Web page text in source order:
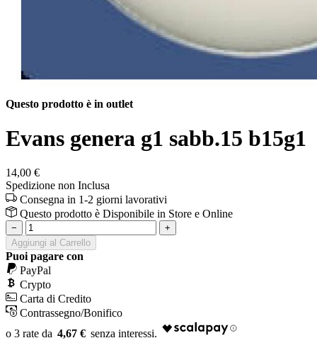
Questo prodotto è in outlet
Evans genera g1 sabb.15 b15g1
14,00 €
Spedizione non Inclusa
Consegna in 1-2 giorni lavorativi
Questo prodotto è Disponibile in Store e Online
−
+
Aggiungi al Carrello
Puoi pagare con
PayPal
Crypto
Carta di Credito
Contrassegno/Bonifico
4,67 €